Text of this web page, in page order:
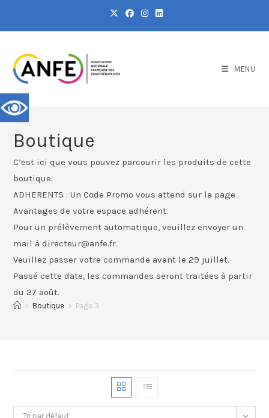
MENU
Boutique
C’est ici que vous pouvez parcourir les produits de cette
boutique.
ADHERENTS : Un Code Promo vous attend sur la page
Avantages de votre espace adhérent.
Pour un prélèvement automatique, veuillez envoyer un
mail à directeur@anfe.fr.
Veuillez passer votre commande avant le 29 juillet.
Passé cette date, les commandes seront traitées à partir
du 27 août.
> Boutique > Page 3
Tri par défaut